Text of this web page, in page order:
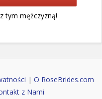
tym mężczyzną!
| O RoseBrides.com
z Nami